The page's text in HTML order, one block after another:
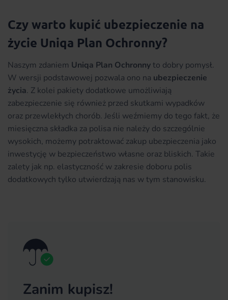
Czy warto kupić ubezpieczenie na
życie Uniqa Plan Ochronny?
Naszym zdaniem Uniqa Plan Ochronnyto dobry pomysł.
W wersji podstawowej pozwala ono na ubezpieczenie
życia. Z kolei pakiety dodatkowe umożliwiają
zabezpieczenie się również przed skutkami wypadków
oraz przewlekłych chorób. Jeśli weźmiemy do tego fakt, że
miesięczna składka za polisa nie należy do szczególnie
wysokich, możemy potraktować zakup ubezpieczenia jako
inwestycję w bezpieczeństwo własne oraz bliskich. Takie
zalety jak np. elastyczność w zakresie doboru polis
dodatkowych tylko utwierdzają nas w tym stanowisku.
Zanim kupisz!